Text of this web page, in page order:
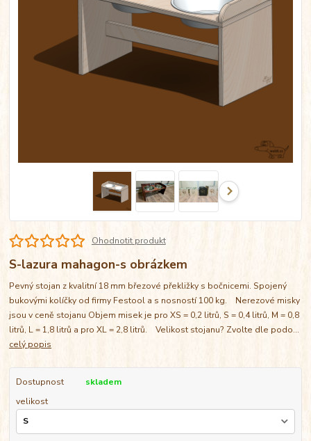
Ohodnotit produkt
S-lazura mahagon-s obrázkem
Pevný stojan z kvalitní 18 mm březové překližky s bočnicemi. Spojený
bukovými kolíčky od firmy Festool a s nosností 100 kg. Nerezové misky
jsou v ceně stojanu Objem misek je pro XS = 0,2 litrů, S = 0,4 litrů, M = 0,8
litrů, L = 1,8 litrů a pro XL = 2,8 litrů. Velikost stojanu? Zvolte dle podo...
celý popis
Dostupnost
skladem
velikost